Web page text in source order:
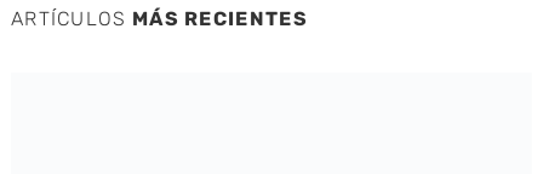
ARTÍCULOS MÁS RECIENTES